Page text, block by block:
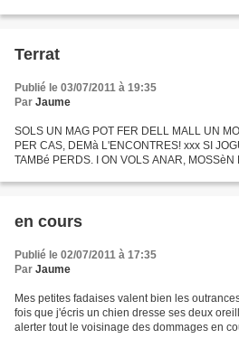
L'ACTUALITAT ES MANTé...
Terrat
Publié le 03/07/2011 à 19:35
Par Jaume
SOLS UN MAG POT FER DELL MALL UN
PER CAS, DEMà L'ENCONTRES! xxx SI
TAMBé PERDS. I ON VOLS ANAR,
S'ENFUIG SOBRE EL...
en cours
Publié le 02/07/2011 à 17:35
Par Jaume
Mes petites fadaises valent bien les
fois que j'écris un chien dresse ses deux
alerter tout le voisinage des dommages en